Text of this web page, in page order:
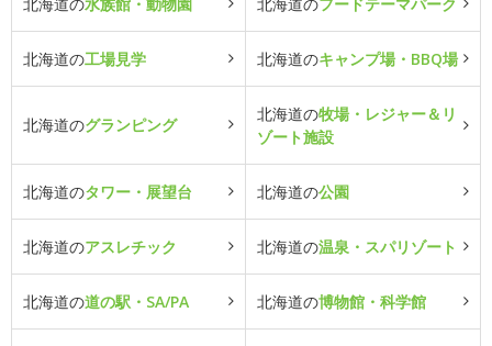
北海道の工場見学 北海道のキャンプ場・BBQ場
北海道のグランピング
北海道の牧場・レジャー＆リ
ゾート施設
北海道のタワー・展望台 北海道の公園
北海道のアスレチック 北海道の温泉・スパリゾート
北海道の道の駅・SA/PA 北海道の博物館・科学館